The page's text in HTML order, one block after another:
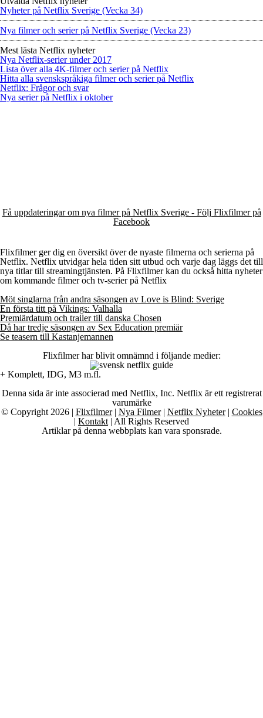
Nyheter på Netflix Sverige (Vecka 34)
Nya filmer och serier på Netflix Sverige (Vecka 23)
Mest lästa Netflix nyheter
Nya Netflix-serier under 2017
Lista över alla 4K-filmer och serier på Netflix
Hitta alla svenskspråkiga filmer och serier på Netflix
Netflix: Frågor och svar
Nya serier på Netflix i oktober
Få uppdateringar om nya filmer på Netflix Sverige - Följ Flixfilmer på
Facebook
Flixfilmer ger dig en översikt över de nyaste filmerna och serierna på
Netflix. Netflix utvidgar hela tiden sitt utbud och varje dag läggs det till
nya titlar till streamingtjänsten. På Flixfilmer kan du också hitta nyheter
om kommande filmer och tv-serier på Netflix
Möt singlarna från andra säsongen av Love is Blind: Sverige
En första titt på Vikings: Valhalla
Premiärdatum och trailer till danska Chosen
Då har tredje säsongen av Sex Education premiär
Se teasern till Kastanjemannen
Flixfilmer har blivit omnämnd i följande medier:
+ Komplett, IDG, M3 m.fl.
Denna sida är inte associerad med Netflix, Inc. Netflix är ett registrerat
varumärke
© Copyright 2026 | Flixfilmer| Nya Filmer| Netflix Nyheter| Cookies
| Kontakt | All Rights Reserved
Artiklar på denna webbplats kan vara sponsrade.